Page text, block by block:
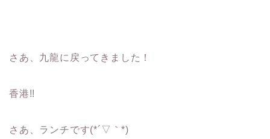
さあ、九龍に戻ってきました！
香港!!
さあ、ランチです(*´▽｀*)